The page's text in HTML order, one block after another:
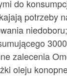
do
potrzeby
zalecenia
oleju